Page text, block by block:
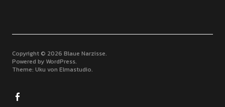
Copyright © 2026 Blaue Narzisse
Powered by WordPress
Theme: Uku von Elmastudio